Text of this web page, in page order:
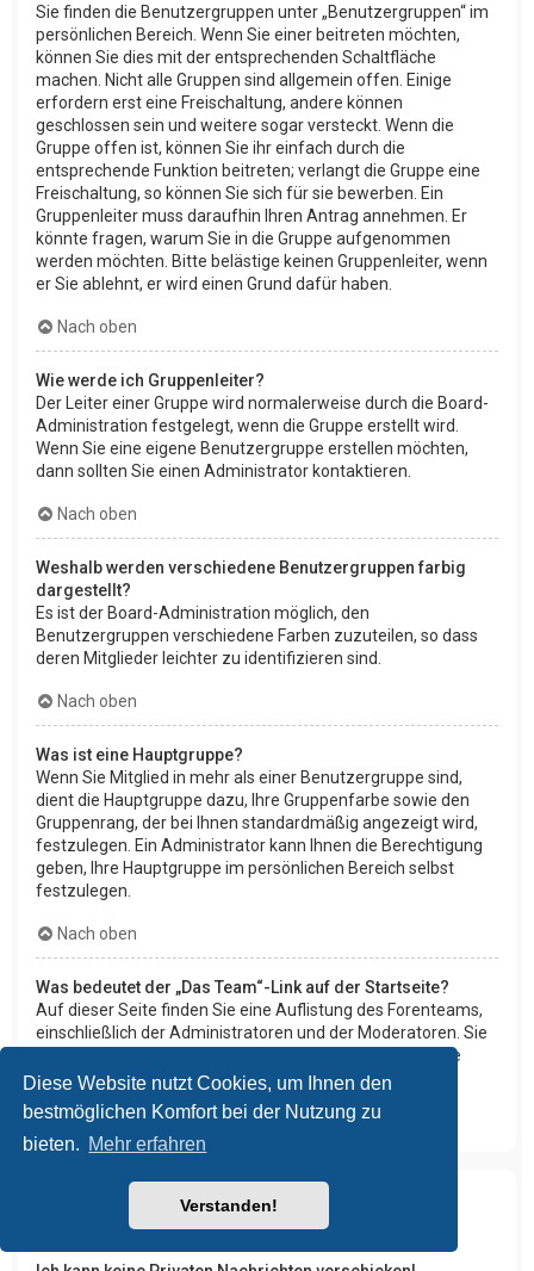
Diese Website nutzt Cookies, um Ihnen den
bestmöglichen Komfort bei der Nutzung zu
bieten. Mehr erfahren
Verstanden!
Sie finden die Benutzergruppen unter „Benutzergruppen“ im
persönlichen Bereich. Wenn Sie einer beitreten möchten,
können Sie dies mit der entsprechenden Schaltfläche
machen. Nicht alle Gruppen sind allgemein offen. Einige
erfordern erst eine Freischaltung, andere können
geschlossen sein und weitere sogar versteckt. Wenn die
Gruppe offen ist, können Sie ihr einfach durch die
entsprechende Funktion beitreten; verlangt die Gruppe eine
Freischaltung, so können Sie sich für sie bewerben. Ein
Gruppenleiter muss daraufhin Ihren Antrag annehmen. Er
könnte fragen, warum Sie in die Gruppe aufgenommen
werden möchten. Bitte belästige keinen Gruppenleiter, wenn
er Sie ablehnt, er wird einen Grund dafür haben.
Nach oben
Wie werde ich Gruppenleiter?
Der Leiter einer Gruppe wird normalerweise durch die Board-
Administration festgelegt, wenn die Gruppe erstellt wird.
Wenn Sie eine eigene Benutzergruppe erstellen möchten,
dann sollten Sie einen Administrator kontaktieren.
Nach oben
Weshalb werden verschiedene Benutzergruppen farbig
dargestellt?
Es ist der Board-Administration möglich, den
Benutzergruppen verschiedene Farben zuzuteilen, so dass
deren Mitglieder leichter zu identifizieren sind.
Nach oben
Was ist eine Hauptgruppe?
Wenn Sie Mitglied in mehr als einer Benutzergruppe sind,
dient die Hauptgruppe dazu, Ihre Gruppenfarbe sowie den
Gruppenrang, der bei Ihnen standardmäßig angezeigt wird,
festzulegen. Ein Administrator kann Ihnen die Berechtigung
geben, Ihre Hauptgruppe im persönlichen Bereich selbst
festzulegen.
Nach oben
Was bedeutet der „Das Team“-Link auf der Startseite?
Auf dieser Seite finden Sie eine Auflistung des Forenteams,
einschließlich der Administratoren und der Moderatoren. Sie
finden hier auch weitere Informationen wie die Foren, die
diese im Einzelnen moderieren.
Nach oben
Private Nachrichten